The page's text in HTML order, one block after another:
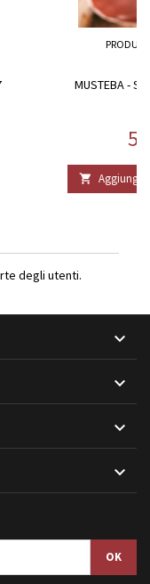
MUSTEBA -
 Aggiungi
degli utenti.



